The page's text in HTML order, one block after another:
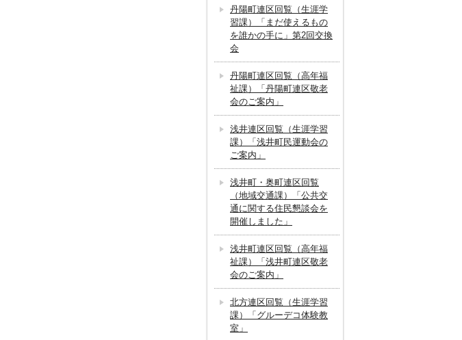
丹陽町連区回覧（生涯学
習課）「まだ使えるもの
を誰かの手に」第2回交換
会
丹陽町連区回覧（高年福
祉課）「丹陽町連区敬老
会のご案内」
浅井連区回覧（生涯学習
課）「浅井町民運動会の
ご案内」
浅井町・奥町連区回覧
（地域交通課）「公共交
通に関する住民懇談会を
開催しました」
浅井町連区回覧（高年福
祉課）「浅井町連区敬老
会のご案内」
北方連区回覧（生涯学習
課）「グルーデコ体験教
室」